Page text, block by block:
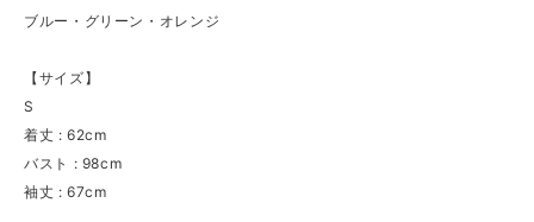
ブルー・グリーン・オレンジ
【サイズ】
S
着丈 : 62cm
バスト : 98cm
袖丈 : 67cm